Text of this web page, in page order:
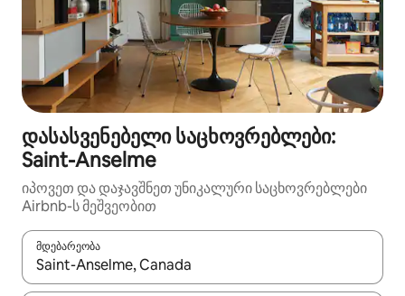
დასასვენებელი საცხოვრებლები:
Saint-Anselme
იპოვეთ და დაჯავშნეთ უნიკალური საცხოვრებლები
Airbnb-ს მეშვეობით
მდებარეობა
როცა შედეგები ხელმისაწვდომი გახდება, ნავიგაციისთვის